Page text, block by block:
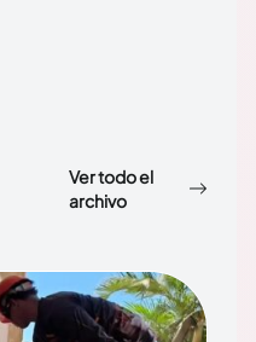
Ver todo el
archivo